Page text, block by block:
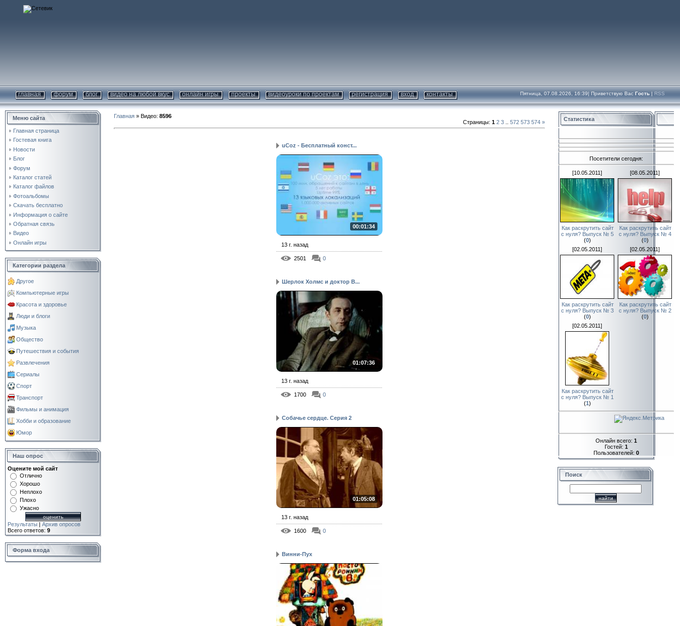
главная форум блог видео на любой вкус онлайн игры проекты видеоуроки по проектам регистрация вход контакты Пятница, 07.08.2026, 16:39| Приветствую Вас Гость | RSS
Меню сайта
Главная страница
Гостевая книга
Новости
Блог
Форум
Каталог статей
Каталог файлов
Фотоальбомы
Скачать бесплатно
Информация о сайте
Обратная связь
Видео
Онлайн игры
Категории раздела
Другое
Компьютерные игры
Красота и здоровье
Люди и блоги
Музыка
Общество
Путешествия и события
Развлечения
Сериалы
Спорт
Транспорт
Фильмы и анимация
Хобби и образование
Юмор
Наш опрос
Оцените мой сайт
Отлично
Хорошо
Неплохо
Плохо
Ужасно
Результаты | Архив опросов
Всего ответов: 9
Форма входа
Главная » Видео: 8596
Страницы: 1 2 3 572 573 574 »
uCoz - Бесплатный конст...
00:01:34
13 г. назад
2501 0
Шерлок Холмс и доктор В...
01:07:36
13 г. назад
1700 0
Собачье сердце. Серия 2
01:05:08
13 г. назад
1600 0
Винни-Пух
Статистика
Посетители сегодня:
[10.05.2011]
Как раскрутить сайт
с нуля? Выпуск № 5
(0)
[08.05.2011]
Как раскрутить сайт
с нуля? Выпуск № 4
(0)
[02.05.2011]
Как раскрутить сайт
с нуля? Выпуск № 3
(0)
[02.05.2011]
Как раскрутить сайт
с нуля? Выпуск № 2
(0)
[02.05.2011]
Как раскрутить сайт
с нуля? Выпуск № 1
(1 )
Онлайн всего: 1
Гостей: 1
Пользователей: 0
Поиск